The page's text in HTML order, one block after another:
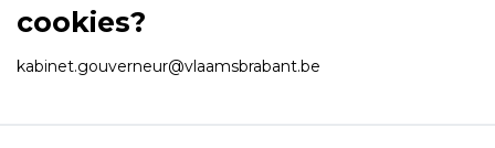
cookies?
kabinet.gouverneur@vlaamsbrabant.be